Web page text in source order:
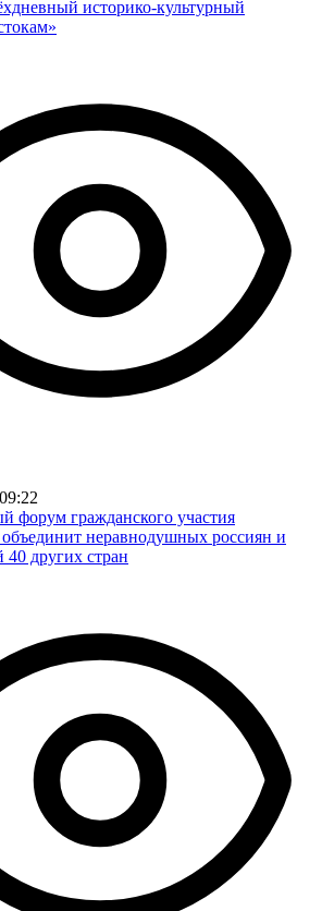
историко-культурный
форум гражданского участия
неравнодушных россиян и
40 других стран